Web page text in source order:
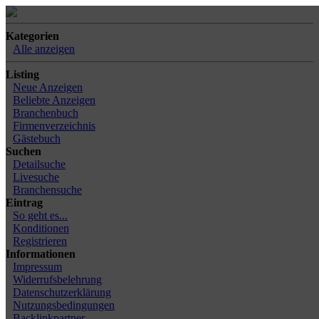
Kategorien
Alle anzeigen
Listing
Neue Anzeigen
Beliebte Anzeigen
Branchenbuch
Firmenverzeichnis
Gästebuch
Suchen
Detailsuche
Livesuche
Branchensuche
Eintrag
So geht es...
Konditionen
Registrieren
Informationen
Impressum
Widerrufsbelehrung
Datenschutzerklärung
Nutzungsbedingungen